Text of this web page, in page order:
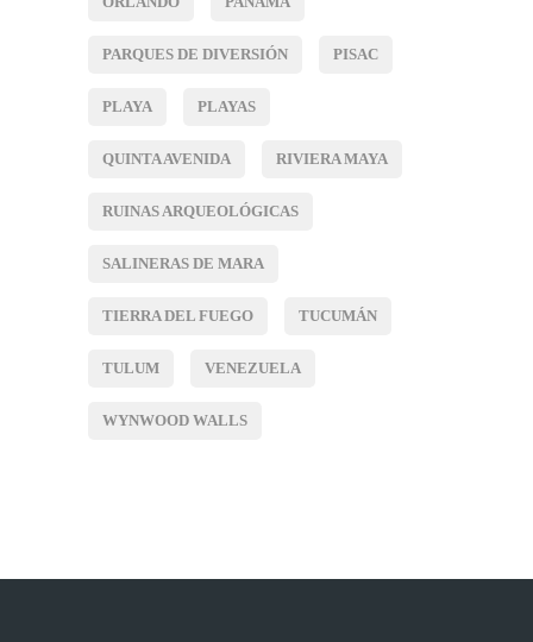
PARQUES DE DIVERSIÓN PISAC
PLAYA PLAYAS
QUINTA AVENIDA RIVIERA MAYA
RUINAS ARQUEOLÓGICAS
SALINERAS DE MARA
TIERRA DEL FUEGO TUCUMÁN
TULUM VENEZUELA
WYNWOOD WALLS